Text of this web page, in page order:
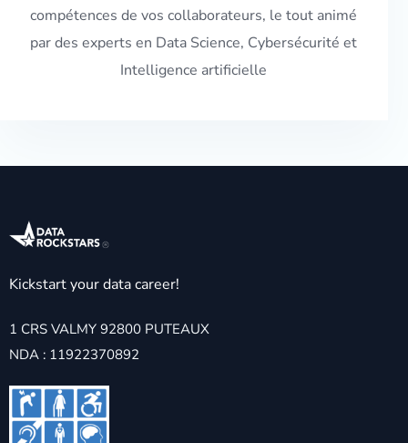
compétences de vos collaborateurs, le tout animé
par des experts en Data Science, Cybersécurité et
Intelligence artificielle
Kickstart your data career!
1 CRS VALMY 92800 PUTEAUX
NDA : 11922370892